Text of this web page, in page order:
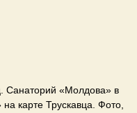
Cанаторий «Молдова» в
карте Трускавца. Фото,